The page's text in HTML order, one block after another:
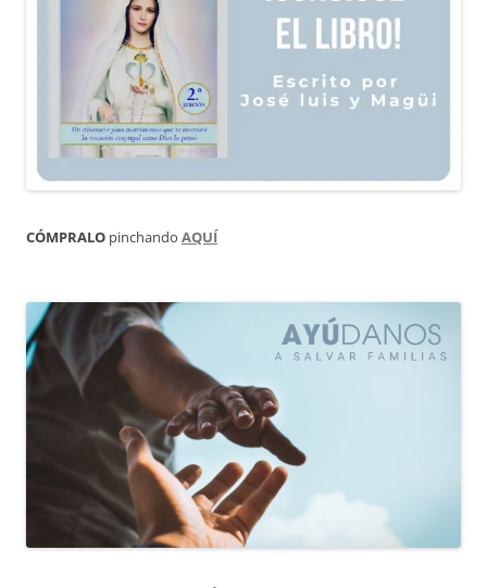
CÓMPRALO pinchando AQUÍ